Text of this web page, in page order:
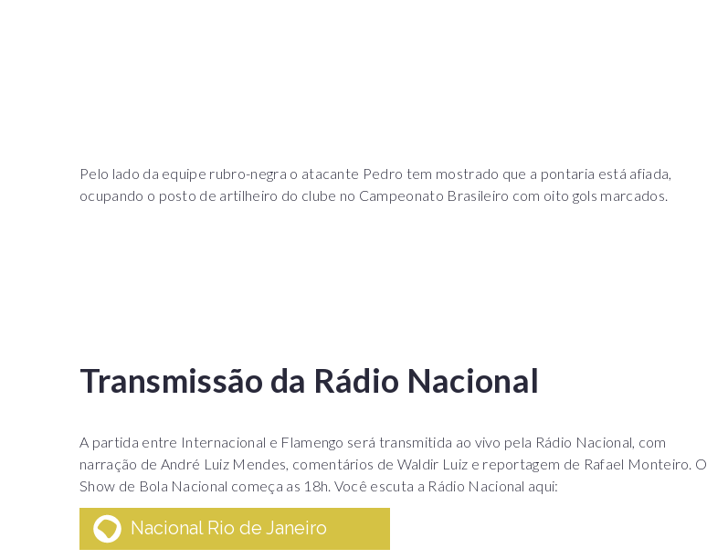
Pelo lado da equipe rubro-negra o atacante Pedro tem mostrado que a pontaria está afiada,
ocupando o posto de artilheiro do clube no Campeonato Brasileiro com oito gols marcados.
Transmissão da Rádio Nacional
A partida entre Internacional e Flamengo será transmitida ao vivo pela Rádio Nacional, com
narração de André Luiz Mendes, comentários de Waldir Luiz e reportagem de Rafael Monteiro. O
Show de Bola Nacional começa as 18h. Você escuta a Rádio Nacional aqui: